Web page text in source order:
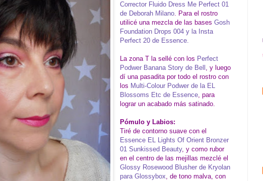
Corrector Fluido Dress Me Perfect 01
de Deborah Milano. Para el rostro
utilicé una mezcla de las basesGosh
Foundation Drops 004 y la Insta
Perfect 20 de Essence.
La zona T la sellé con los Perfect
Podwer Banana Story de Bell , y luego
dí una pasadita por todo el rostro con
los Multi-Colour Podwer de la EL
Blossoms Etc de Essence, para
lograr un acabado más satinado.
Pómulo y Labios:
Tiré de contorno suave con el
Essence EL Lights Of Orient Bronzer
01 Sunkissed Beauty, y como rubor
en el centro de las mejillas mezclé el
Glossy Rosewood Blusher de Kryolan
para Glossybox, de tono malva, con